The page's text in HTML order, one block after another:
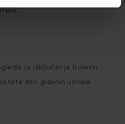
je isključenje bolesti
kao glavnih uzroka